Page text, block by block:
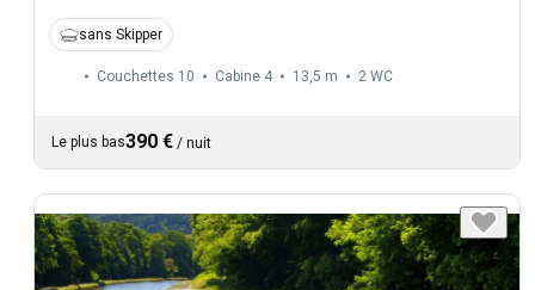
sans Skipper
Couchettes 10 Cabine 4 13,5 m 2 WC
Le plus bas390 € / nuit